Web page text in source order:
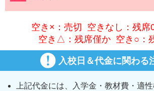
空き×：売切 空きなし：残席
空き△：残席僅か 空き○：
入校日＆代金に関わる
上記代金には、入学金・教材費・適